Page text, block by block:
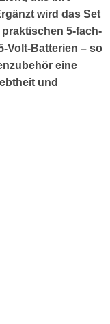
wird das Set
5-fach-
Volt-Batterien – so
eine
und